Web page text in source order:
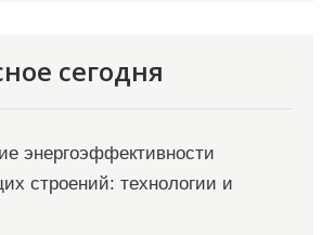
сегодня
энергоэффективности
строений: технологии и